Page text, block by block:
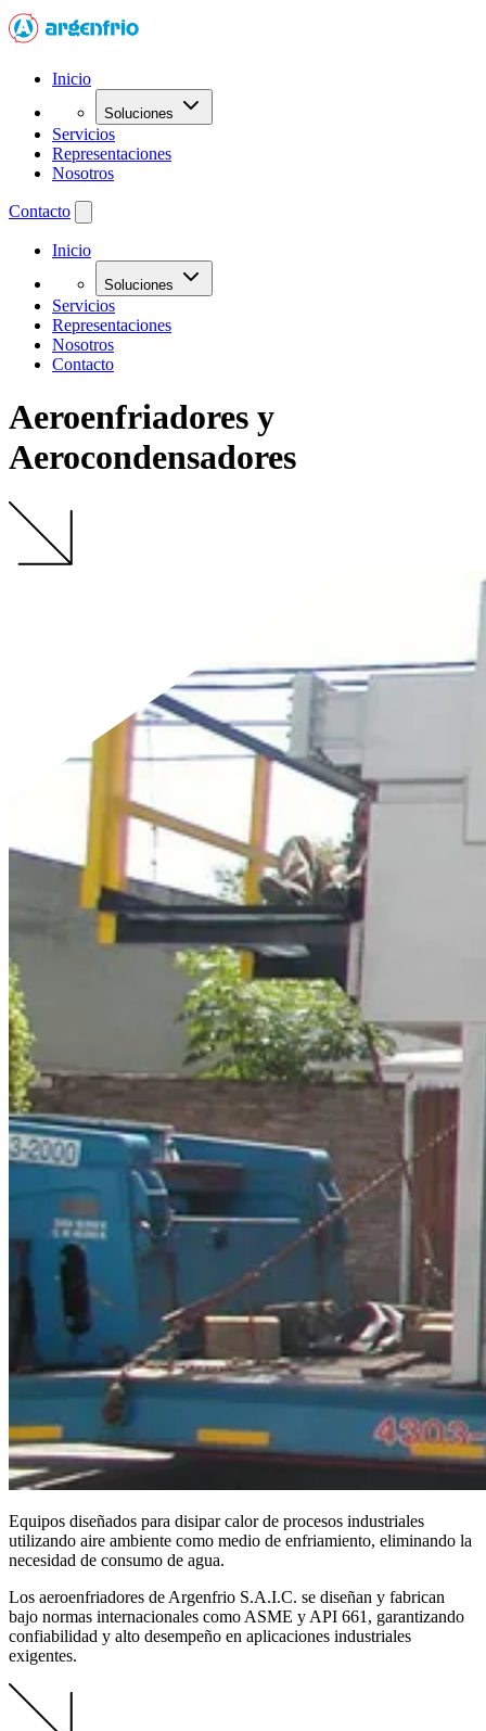
Inicio
Soluciones
Servicios
Representaciones
Nosotros
Contacto
Inicio
Soluciones
Servicios
Representaciones
Nosotros
Contacto
Aeroenfriadores y
Aerocondensadores
Equipos diseñados para disipar calor de procesos industriales
utilizando aire ambiente como medio de enfriamiento, eliminando la
necesidad de consumo de agua.
Los aeroenfriadores de Argenfrio S.A.I.C. se diseñan y fabrican
bajo normas internacionales como ASME y API 661, garantizando
confiabilidad y alto desempeño en aplicaciones industriales
exigentes.